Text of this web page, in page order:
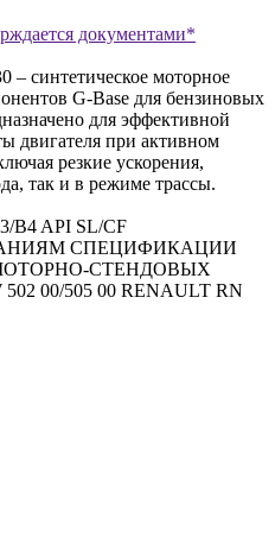
документами*
– синтетическое моторное
G-Base для бензиновых
для эффективной
двигателя при активном
резкие ускорения,
так и в режиме трассы.
B4 API SL/CF
СПЕЦИФИКАЦИИ
СТЕНДОВЫХ
00/505 00 RENAULT RN